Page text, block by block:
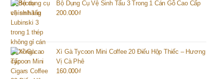
Bộ Dụng Cụ Vệ Sinh Tẩu 3 Trong 1 Cán Gỗ Cao Cấp
200.000₫
Xì Gà Tycoon Mini Coffee 20 Điếu Hộp Thiếc – Hương
Vị Cà Phê
160.000₫